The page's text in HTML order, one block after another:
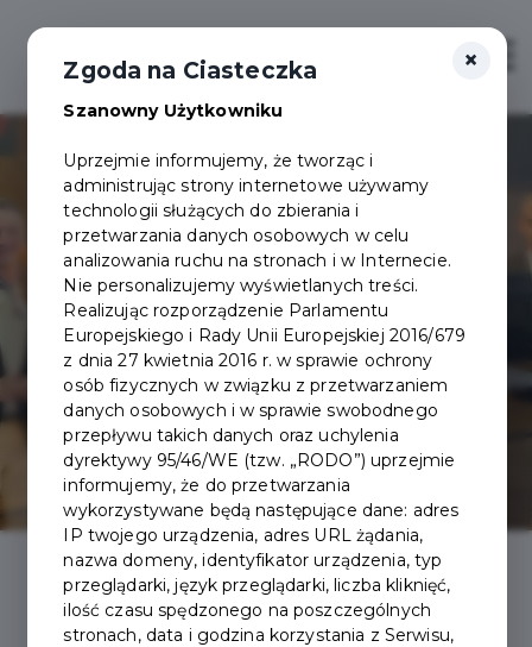
×
Zgoda na Ciasteczka
Szanowny Użytkowniku
Uprzejmie informujemy, że tworząc i
administrując strony internetowe używamy
technologii służących do zbierania i
przetwarzania danych osobowych w celu
analizowania ruchu na stronach i w Internecie.
Nie personalizujemy wyświetlanych treści.
Realizując rozporządzenie Parlamentu
Europejskiego i Rady Unii Europejskiej 2016/679
z dnia 27 kwietnia 2016 r. w sprawie ochrony
osób fizycznych w związku z przetwarzaniem
danych osobowych i w sprawie swobodnego
przepływu takich danych oraz uchylenia
dyrektywy 95/46/WE (tzw. „RODO”) uprzejmie
informujemy, że do przetwarzania
wykorzystywane będą następujące dane: adres
IP twojego urządzenia, adres URL żądania,
nazwa domeny, identyfikator urządzenia, typ
przeglądarki, język przeglądarki, liczba kliknięć,
ilość czasu spędzonego na poszczególnych
stronach, data i godzina korzystania z Serwisu,